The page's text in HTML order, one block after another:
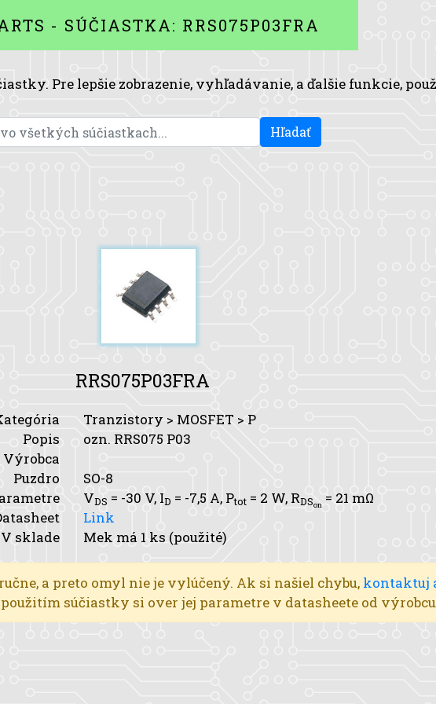
- SÚČIASTKA: RRS075P03FRA
Pre lepšie zobrazenie, vyhľadávanie, a ďalšie funkcie,
Hľadať
RRS075P03FRA
Tranzistory > MOSFET > P
Popis
ozn. RRS075 P03
Výrobca
Puzdro
SO-8
VDS = -30 V, ID = -7,5 A, Ptot = 2 W, RDSon = 21 mΩ
Link
V sklade
Mek má 1 ks (použité)
a preto omyl nie je vylúčený. Ak si našiel chybu, kontaktuj
súčiastky si over jej parametre v datasheete od